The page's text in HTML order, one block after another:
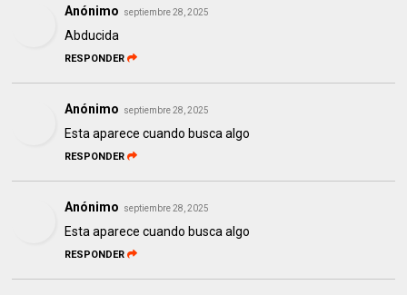
Anónimo septiembre 28, 2025
Abducida
RESPONDER
Anónimo septiembre 28, 2025
Esta aparece cuando busca algo
RESPONDER
Anónimo septiembre 28, 2025
Esta aparece cuando busca algo
RESPONDER